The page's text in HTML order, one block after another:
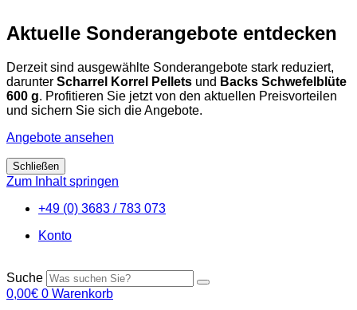
Aktuelle Sonderangebote entdecken
Derzeit sind ausgewählte Sonderangebote stark reduziert,
darunter Scharrel Korrel Pellets und Backs Schwefelblüte
600 g. Profitieren Sie jetzt von den aktuellen Preisvorteilen
und sichern Sie sich die Angebote.
Angebote ansehen
Schließen
Zum Inhalt springen
+49 (0) 3683 / 783 073
Konto
Suche
0,00€ 0 Warenkorb